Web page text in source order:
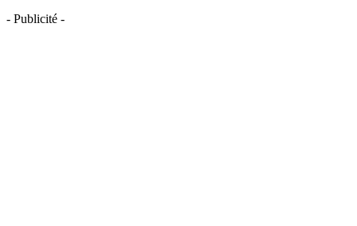
- Publicité -